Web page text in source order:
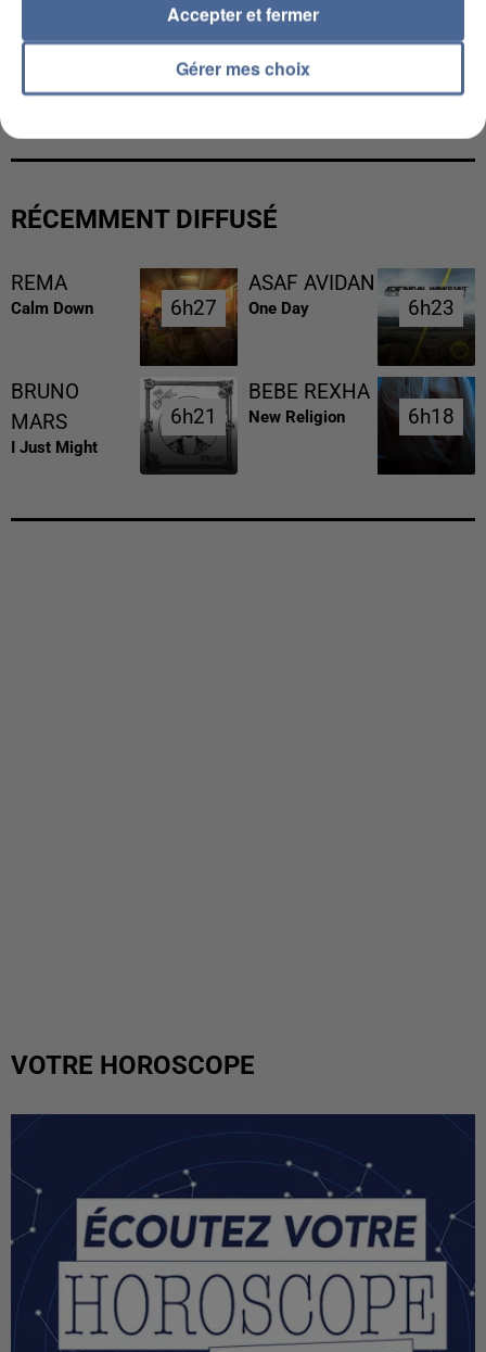
L’UN DES FONDATEURS SUPPOSÉS DE LA DZ
MAFIA INTERPELLÉ EN ALGÉRIE
RÉCEMMENT DIFFUSÉ
REMA
Calm Down 6h27
6h27
ASAF AVIDAN
One Day 6h23
6h23
BRUNO
MARS
I Just Might
6h21
6h21
BEBE REXHA
New Religion 6h18
6h18
VOTRE HOROSCOPE
Gérer mes choix
Accepter et fermer